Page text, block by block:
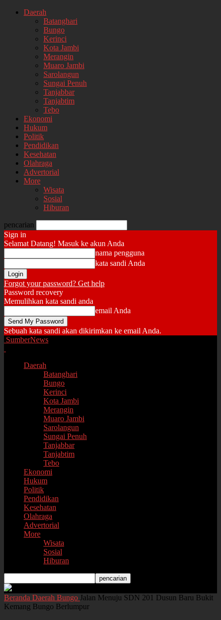
Daerah
Batanghari
Bungo
Kerinci
Kota Jambi
Merangin
Muaro Jambi
Sarolangun
Sungai Penuh
Tanjabbar
Tanjabtim
Tebo
Ekonomi
Hukum
Politik
Pendidikan
Kesehatan
Olahraga
Advertorial
More
Wisata
Sosial
Hiburan
pencarian
Sign in
Selamat Datang! Masuk ke akun Anda
nama pengguna
kata sandi Anda
Forgot your password? Get help
Password recovery
Memulihkan kata sandi anda
email Anda
Sebuah kata sandi akan dikirimkan ke email Anda.
SumberNews
Daerah
Batanghari
Bungo
Kerinci
Kota Jambi
Merangin
Muaro Jambi
Sarolangun
Sungai Penuh
Tanjabbar
Tanjabtim
Tebo
Ekonomi
Hukum
Politik
Pendidikan
Kesehatan
Olahraga
Advertorial
More
Wisata
Sosial
Hiburan
Beranda Daerah Bungo Jalan Menuju SDN 201 Dusun Baru Bukit
Kemang Bungo Berlumpur